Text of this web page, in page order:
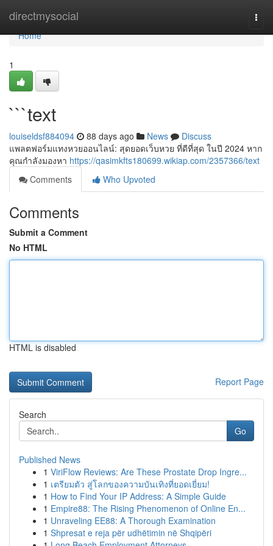
directmysocial
Home
Home
1
```text
louiseldsf884094 88 days ago News
Discuss
แพลตฟอร์มแทงหวยออนไลน์: สุดยอดเว็บหวย ที่ดีที่สุด ในปี 2024 หาก
คุณกำลังมองหา https://qasimkfts180699.wikiap.com/2357366/text
Comments
Who Upvoted
Comments
Submit a Comment
No HTML
HTML is disabled
Report Page
Search
Go
Published News
1 ViriFlow Reviews: Are These Prostate Drop Ingre...
1 เตรียมตัว สู่โลกของความบันเทิงที่ยอดเยี่ยม!
1 How to Find Your IP Address: A Simple Guide
1 Empire88: The Rising Phenomenon of Online En...
1 Unraveling EE88: A Thorough Examination
1 Shpresat e reja për udhëtimin në Shqipëri